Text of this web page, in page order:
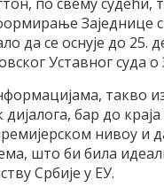
Заједнице
да се оснује до
Уставног
такво
бар до
нивоу и
што би била
Србије у ЕУ.